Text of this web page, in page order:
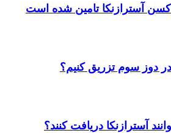
آسترازنکا تامین شده است
دوز سوم تزریق کنیم؟
آسترازنکا دریافت کنند؟